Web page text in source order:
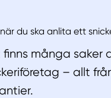
du ska anlita ett
finns många
– allt